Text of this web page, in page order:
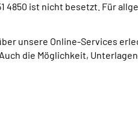
4850 ist nicht besetzt. Für
unsere Online-Services
die Möglichkeit,